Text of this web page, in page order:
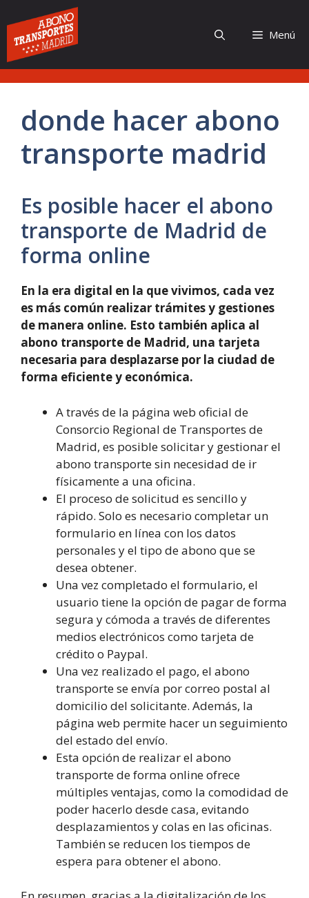
al
contenido
Menú
donde hacer abono
transporte madrid
Es posible hacer el abono
transporte de Madrid de
forma online
En la era digital en la que vivimos, cada vez
es más común realizar trámites y gestiones
de manera online. Esto también aplica al
abono transporte de Madrid, una tarjeta
necesaria para desplazarse por la ciudad de
forma eficiente y económica.
A través de la página web oficial de
Consorcio Regional de Transportes de
Madrid, es posible solicitar y gestionar el
abono transporte sin necesidad de ir
físicamente a una oficina.
El proceso de solicitud es sencillo y
rápido. Solo es necesario completar un
formulario en línea con los datos
personales y el tipo de abono que se
desea obtener.
Una vez completado el formulario, el
usuario tiene la opción de pagar de forma
segura y cómoda a través de diferentes
medios electrónicos como tarjeta de
crédito o Paypal.
Una vez realizado el pago, el abono
transporte se envía por correo postal al
domicilio del solicitante. Además, la
página web permite hacer un seguimiento
del estado del envío.
Esta opción de realizar el abono
transporte de forma online ofrece
múltiples ventajas, como la comodidad de
poder hacerlo desde casa, evitando
desplazamientos y colas en las oficinas.
También se reducen los tiempos de
espera para obtener el abono.